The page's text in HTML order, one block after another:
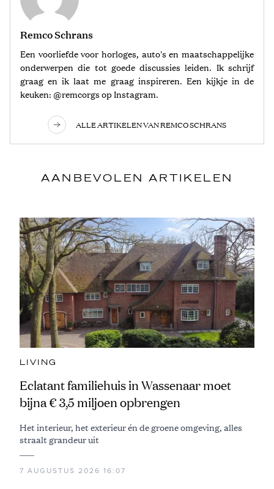
Remco Schrans
Een voorliefde voor horloges, auto's en maatschappelijke
onderwerpen die tot goede discussies leiden. Ik schrijf
graag en ik laat me graag inspireren. Een kijkje in de
keuken: @remcorgs op Instagram.
ALLE ARTIKELEN VAN REMCO SCHRANS
AANBEVOLEN ARTIKELEN
LIVING
Eclatant familiehuis in Wassenaar moet
bijna € 3,5 miljoen opbrengen
Het interieur, het exterieur én de groene omgeving, alles
straalt grandeur uit
7 AUGUSTUS 2026 16:07